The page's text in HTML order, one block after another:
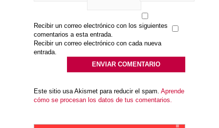
Recibir un correo electrónico con los siguientes
comentarios a esta entrada.
Recibir un correo electrónico con cada nueva
entrada.
Este sitio usa Akismet para reducir el spam. Aprende
cómo se procesan los datos de tus comentarios.